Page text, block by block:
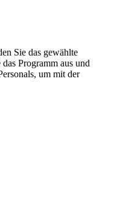
Sie das gewählte
Programm aus und
um mit der